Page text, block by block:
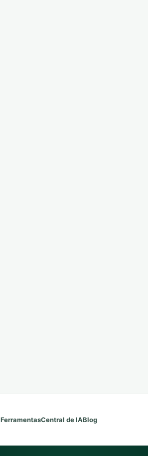
FerramentasCentral de IABlog